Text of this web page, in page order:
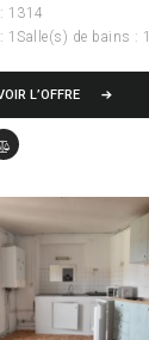
1314
1 Salle(s) de bains : 1
L’OFFRE